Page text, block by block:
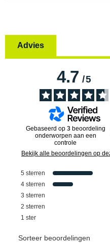
Advies
4.7/5
Gebaseerd op 3 beoordeling
onderworpen aan een
controle
Bekijk alle beoordelingen op
5 sterren
4 sterren
3 sterren
2 sterren
1 ster
Sorteer beoordelingen